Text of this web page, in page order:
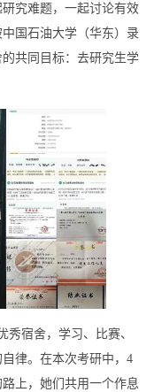
究难题，一起讨论有效
国石油大学（华东）录
共同目标：去研究生学
秀宿舍，学习、比赛、
律。在本次考研中，4
上，她们共用一个作息